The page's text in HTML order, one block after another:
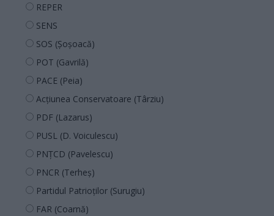
REPER
SENS
SOS (Șoșoacă)
POT (Gavrilă)
PACE (Peia)
Acțiunea Conservatoare (Târziu)
PDF (Lazarus)
PUSL (D. Voiculescu)
PNȚCD (Pavelescu)
PNCR (Terheș)
Partidul Patrioților (Surugiu)
FAR (Coarnă)